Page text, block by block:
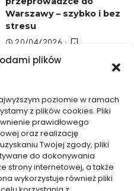
plików
poziomie w ramach
z plików cookies. Pliki
prawidłowego
oraz realizację
Twojej zgody, pliki
do dokonywania
strony internetowej, a także
wykorzystuje również pliki
Warszawy – szybko i bez
stresu
20/04/2026
Usługi
Od czego zależy wycena
tłumaczenia